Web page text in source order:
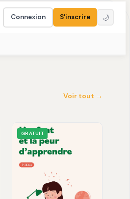
Connexion S'inscrire 🌙
Voir tout →
GRATUIT